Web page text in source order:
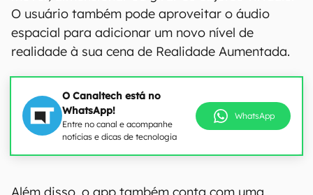
O usuário também pode aproveitar o áudio
espacial para adicionar um novo nível de
realidade à sua cena de Realidade Aumentada.
O Canaltech está no
WhatsApp!
Entre no canal e acompanhe
notícias e dicas de tecnologia
WhatsApp